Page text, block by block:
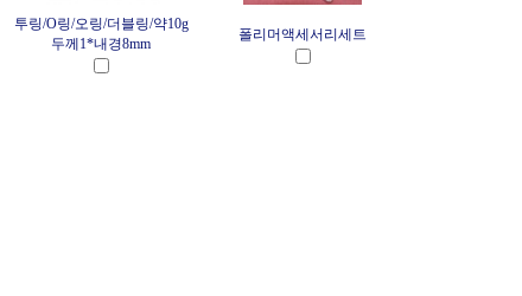
투링/O링/오링/더블링/약10g
두께1*내경8mm
폴리머액세서리세트